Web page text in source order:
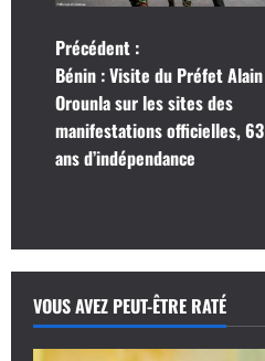
N
a
v
g
a
t
Précédent :
Bénin : Visite du Préfet Alain
Orounla sur les sites des
manifestations officielles, 63
ans d’indépendance
VOUS AVEZ PEUT-ÊTRE RATÉ